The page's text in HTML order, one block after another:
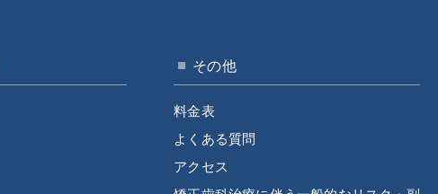
その他
料金表
よくある質問
アクセス